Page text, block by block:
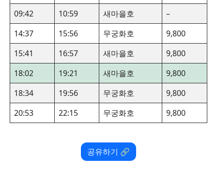
09:42
10:59 새마을호
–
14:37
15:56 무궁화호
9,800
15:41
16:57 새마을호
9,800
18:02
19:21 새마을호
9,800
18:34
19:56 무궁화호
9,800
20:53
22:15 무궁화호 9,800
공유하기 🔗